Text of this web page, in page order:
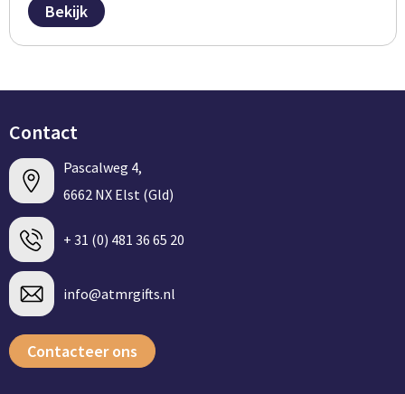
Bekijk
Contact
Pascalweg 4,
6662 NX Elst (Gld)
+ 31 (0) 481 36 65 20
info@atmrgifts.nl
Contacteer ons